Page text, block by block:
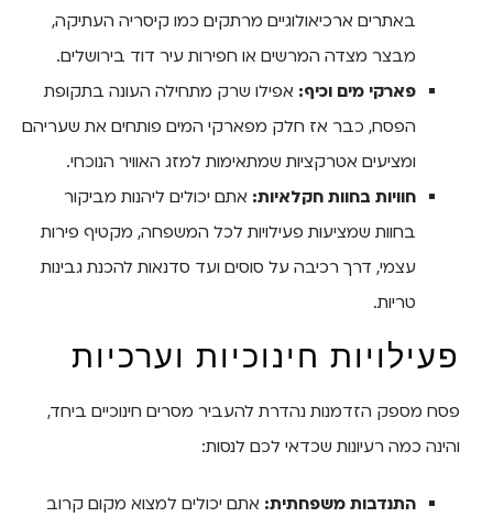
באתרים ארכיאולוגיים מרתקים כמו קיסריה העתיקה,
מבצר מצדה המרשים או חפירות עיר דוד בירושלים.
פארקי מים וכיף: אפילו שרק מתחילה העונה בתקופת
הפסח, כבר אז חלק מפארקי המים פותחים את שעריהם
ומציעים אטרקציות שמתאימות למזג האוויר הנוכחי.
חוויות בחוות חקלאיות: אתם יכולים ליהנות מביקור
בחוות שמציעות פעילויות לכל המשפחה, מקטיף פירות
עצמי, דרך רכיבה על סוסים ועד סדנאות להכנת גבינות
טריות.
פעילויות חינוכיות וערכיות
פסח מספק הזדמנות נהדרת להעביר מסרים חינוכיים ביחד,
והינה כמה רעיונות שכדאי לכם לנסות:
התנדבות משפחתית: אתם יכולים למצוא מקום קרוב